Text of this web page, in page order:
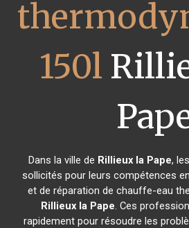
150l
Dans la ville de Rillieux la Pape,
sollicités pour leurs compétences
et de réparation de chauffe-eau
Rillieux la Pape. Ces
rapidement pour résoudre les